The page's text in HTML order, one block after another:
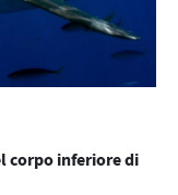
corpo inferiore di